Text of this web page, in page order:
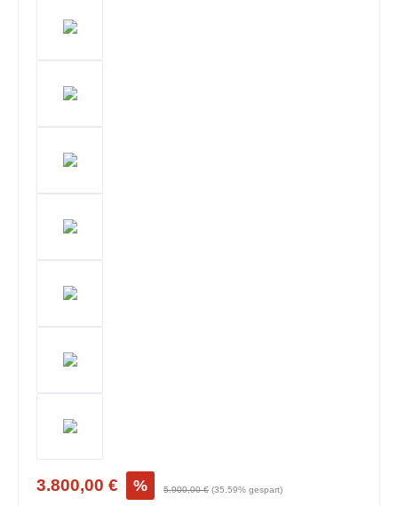
3.800,00 € % 5.900,00 € (35.59% gespart)